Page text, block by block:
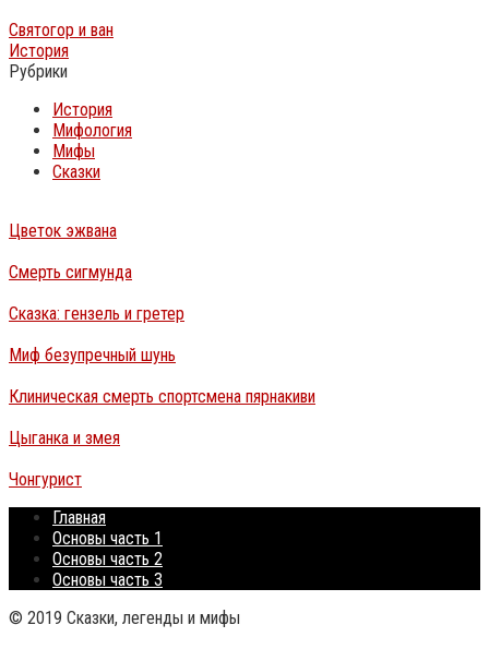
Святогор и ван
История
Рубрики
История
Мифология
Мифы
Сказки
Цветок эжвана
Смерть сигмунда
Сказка: гензель и гретер
Миф безупречный шунь
Клиническая смерть спортсмена пярнакиви
Цыганка и змея
Чонгурист
Главная
Основы часть 1
Основы часть 2
Основы часть 3
© 2019 Сказки, легенды и мифы